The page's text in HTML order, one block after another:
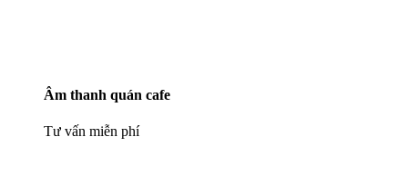
Âm thanh quán cafe
Tư vấn miễn phí